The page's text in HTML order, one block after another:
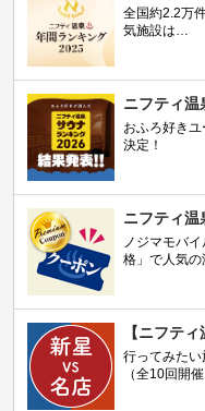
全国約2.2万
気施設は…
ニフティ温
おふろ好き
決定！
ニフティ温
ノジマモバ
格」で人気の
【ニフテ
行ってみたい
（全10回開